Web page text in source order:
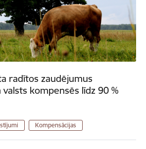
radītos zaudējumus
valsts kompensēs līdz 90 %
Kompensācijas